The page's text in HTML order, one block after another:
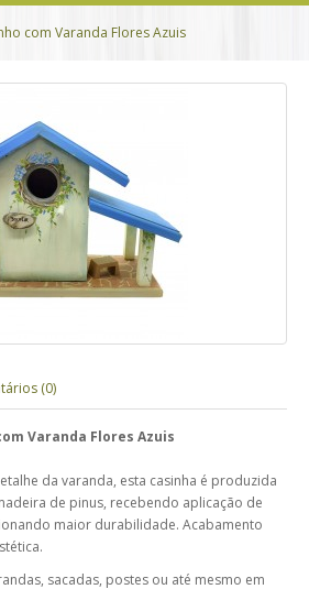
com Varanda Flores Azuis
(0)
Varanda Flores Azuis
da varanda, esta casinha é produzida
de pinus, recebendo aplicação de
maior durabilidade. Acabamento
sacadas, postes ou até mesmo em